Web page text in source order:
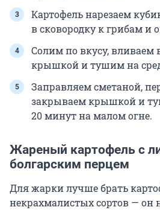
Картофель нарезаем
в сковородку к грибам и
Солим по вкусу, вливаем
крышкой и тушим на
Заправляем сметаной,
закрываем крышкой и
20 минут на малом огне.
Жареный картофель с
болгарским перцем
Для жарки лучше брать
некрахмалистых сортов — он